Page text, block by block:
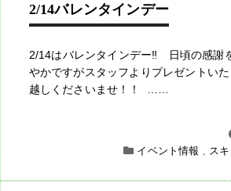
2/14バレンタインデー
2/14はバレンタインデー‼ 日頃の感謝
やかですがスタッフよりプレゼントい
越しくださいませ！！ ……
イベント情報
ス